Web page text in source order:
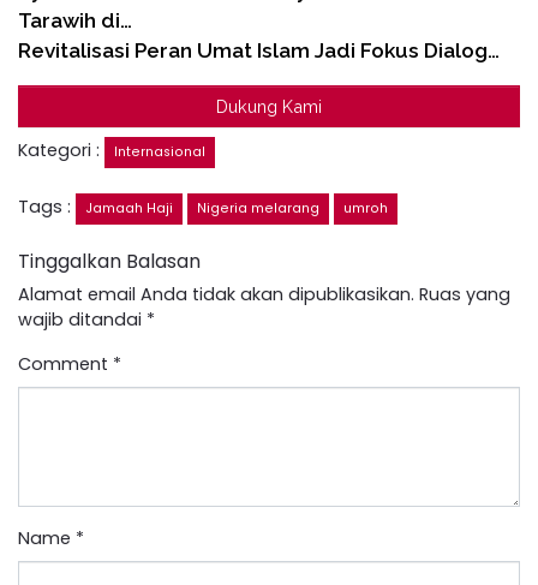
Tarawih di…
Revitalisasi Peran Umat Islam Jadi Fokus Dialog…
Dukung Kami
Kategori : Internasional
Tags : Jamaah Haji Nigeria melarang umroh
Tinggalkan Balasan
Alamat email Anda tidak akan dipublikasikan. Ruas yang
wajib ditandai *
Comment *
Name *